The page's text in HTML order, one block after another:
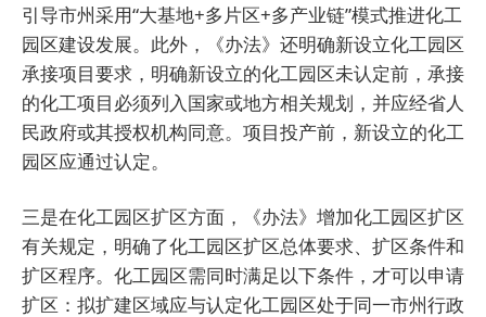
引导市州采用“大基地+多片区+多产业链”模式推进化工
园区建设发展。此外，《办法》还明确新设立化工园区
承接项目要求，明确新设立的化工园区未认定前，承接
的化工项目必须列入国家或地方相关规划，并应经省人
民政府或其授权机构同意。项目投产前，新设立的化工
园区应通过认定。
三是在化工园区扩区方面，《办法》增加化工园区扩区
有关规定，明确了化工园区扩区总体要求、扩区条件和
扩区程序。化工园区需同时满足以下条件，才可以申请
扩区：拟扩建区域应与认定化工园区处于同一市州行政